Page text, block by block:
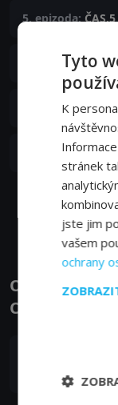
5. epizoda:ČAS.5
4. epizoda:ČAS.4
3. epizoda:ČAS.3
2. epizoda:ČAS.2
Obsazení
Conan: Zero
Rei Furuya /
Tyto
K
stránek
jste jim
vašem
ochrany